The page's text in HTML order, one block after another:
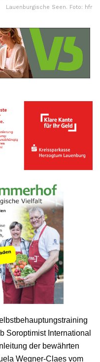
Lauenburgische Seen. Foto: hfr
Soroptimist International
der bewährten
Wegner-Claes vom